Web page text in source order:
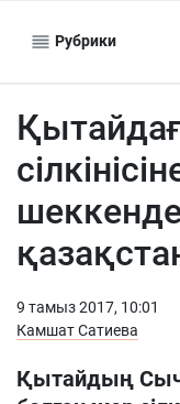
Рубрики
9 тамыз 2017, 10:01
Камшат Сатиева
Қытайдың